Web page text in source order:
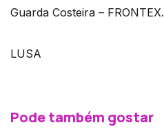
Guarda Costeira – FRONTEX.
LUSA
Pode também gostar